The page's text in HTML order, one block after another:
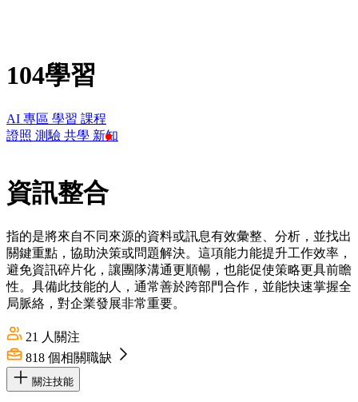
104學習
AI 專區 學習 課程
證照 測驗 共學 新知
資訊整合
指的是將來自不同來源的資料或訊息有效彙整、分析，並找出
關鍵重點，協助決策或問題解決。這項能力能提升工作效率，
避免資訊碎片化，讓團隊溝通更順暢，也能促使策略更具前瞻
性。具備此技能的人，通常善於跨部門合作，並能快速掌握全
局脈絡，對企業發展非常重要。
21 人關注
818 個相關職缺
關注技能